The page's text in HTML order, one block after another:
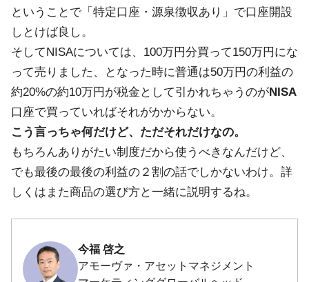
ということで「特定口座・源泉徴収あり」で口座開設
しとけば良し。
そしてNISAについては、100万円分買って150万円にな
って売りました、となった時に普通は50万円の利益の
約20%の約10万円が税金として引かれちゃうのがNISA
口座で買っていればそれがかからない。
こう言っちゃ何だけど、ただそれだけなの。
もちろんありがたい制度だから使うべきなんだけど、
でも最後の最後の利益の２割の話でしかないわけ。詳
しくはまた商品の選び方と一緒に説明するね。
今福 啓之
アモーヴァ・アセットマネジメント